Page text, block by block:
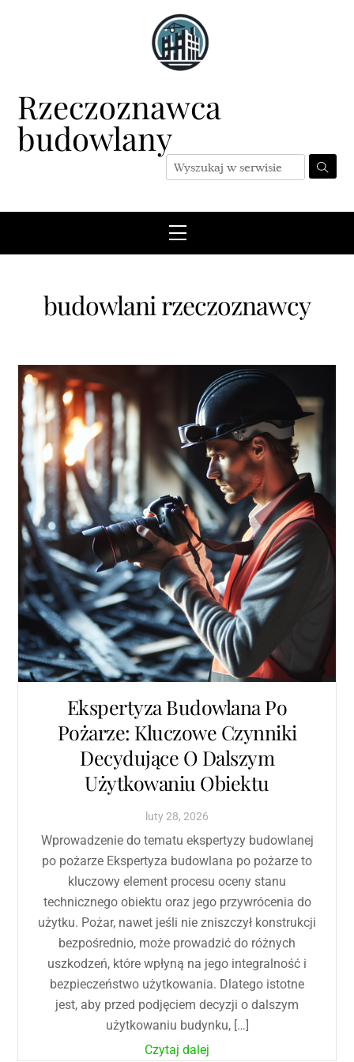
Rzeczoznawca
budowlany
Menu
budowlani rzeczoznawcy
Ekspertyza Budowlana Po
Pożarze: Kluczowe Czynniki
Decydujące O Dalszym
Użytkowaniu Obiektu
luty28, 2026
Wprowadzenie do tematu ekspertyzy budowlanej
po pożarze Ekspertyza budowlana po pożarze to
kluczowy element procesu oceny stanu
technicznego obiektu oraz jego przywrócenia do
użytku. Pożar, nawet jeśli nie zniszczył konstrukcji
bezpośrednio, może prowadzić do różnych
uszkodzeń, które wpłyną na jego integralność i
bezpieczeństwo użytkowania. Dlatego istotne
jest, aby przed podjęciem decyzji o dalszym
użytkowaniu budynku, […]
Czytaj dalej